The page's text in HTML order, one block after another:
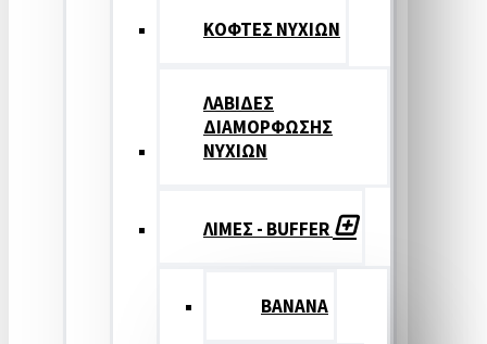
ΚΟΦΤΕΣ ΝΥΧΙΩΝ
ΛΑΒΙΔΕΣ
ΔΙΑΜΟΡΦΩΣΗΣ
ΝΥΧΙΩΝ
ΛΙΜΕΣ - BUFFER
BANANA